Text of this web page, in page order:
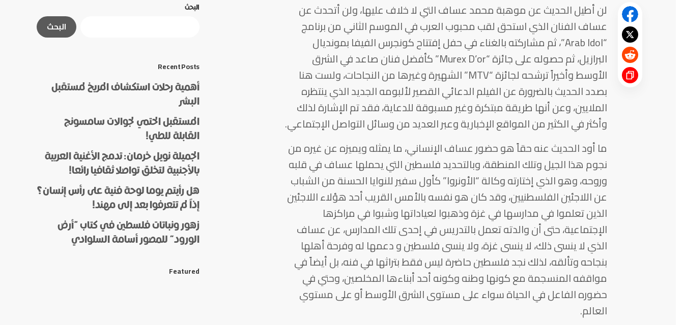
لن أطيل الحديث عن موهبة محمد عساف التي لا خلاف عليها، ولن أتحدث عن
عساف الفنان الذي استحق لقب محبوب العرب في الموسم الثاني من برنامج
“Arab Idol”، ثم مشاركته بالغناء في حفل إفتتاح كونجرس الفيفا بمونديال
البرازيل، ثم حصوله على جائزة “Murex D’or” كأفضل فنان صاعد في الشرق
الأوسط وأخيراً ترشحه لجائزة “MTV” الشهيرة وغيرها من النجاحات، ولست هنا
بصدد الحديث بالضرورة عن الفيلم الدعائي القصير لألبومه الجديد الذي ينتظره
الملايين، وعن أنها طريقة مبتكرة وغير مسبوقة للدعاية، فقد تم الإشارة لذلك
وأكثر في الكثير من المواقع الإخبارية وعبر العديد من وسائل التواصل الإجتماعي.
ما أود الحديث عنه حقاً هو حضور عساف الإنساني، ما يمثله ويميزه عن غيره من
نجوم هذا الجيل وتلك المنطقة، وبالتحديد فلسطين التي يحملها عساف في قلبه
وروحه، وهو الذي إختارته وكالة “الأونروا” كأول سفير للنوايا الحسنة من الشباب
عن اللاجئين الفلسطنيين، وقد كان هو نفسه بالأمس القريب أحد هؤلاء اللاجئين
الذين تعلموا في مدارسها في غزة وذهبوا لعياداتها وشبوا في مراكزها
الإجتماعية، حتى أن والدته تعمل بالتدريس في إحدى تلك المدارس، عن عساف
الذي لا ينسى ذلك، لا ينسى غزة، ولا ينسى فلسطين و دعمها له وفرحة أهلها
بنجاحه وتألقه، لذلك نجد فلسطين حاضرة ليس فقط بتراثها في فنه، بل أيضاً في
مواقفه المنسجمة مع كونها وطنه وكونه أحد أبناءها المخلصين، وحتي في
حضوره الفاعل في الحياة سواء على مستوى الشرق الأوسط أو على مستوي
العالم.
البحث
البحث
Recent Posts
أهمية رحلات استكشاف المريخ لمستقبل
البشر
المستقبل الحتمي لجوالات سامسونج
القابلة للطي!
الجميلة نويل خرمان: تدمج الأغنية العربية
بالأجنبية لتخلق تواصلا ثقافيا رائعا!
هل رأيتم يوما لوحة فنية على رأس إنسان؟
إذاً لم تتعرفوا بعد إلى مهند!
زهور ونباتات فلسطين في كتاب “أرض
الورود” للمصور أسامة السلوادي
Featured